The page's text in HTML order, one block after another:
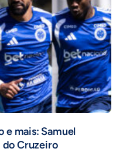
e mais: Samuel
do Cruzeiro